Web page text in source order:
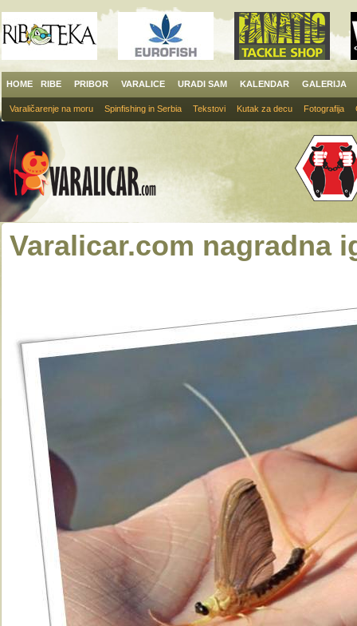
HOME RIBE PRIBOR VARALICE URADI SAM KALENDAR GALERIJA
Varaličarenje na moru Spinfishing in Serbia Tekstovi Kutak za decu Fotografija
Varalicar.com nagradna